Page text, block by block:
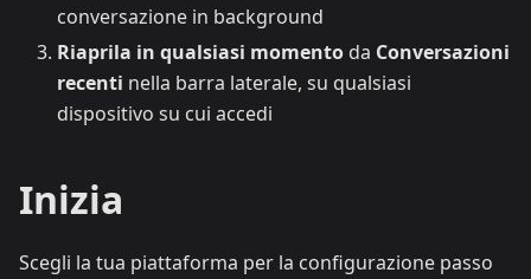
conversazione in background
Riaprila in qualsiasi momento da Conversazioni
recenti nella barra laterale, su qualsiasi
dispositivo su cui accedi
Inizia
Scegli la tua piattaforma per la configurazione passo